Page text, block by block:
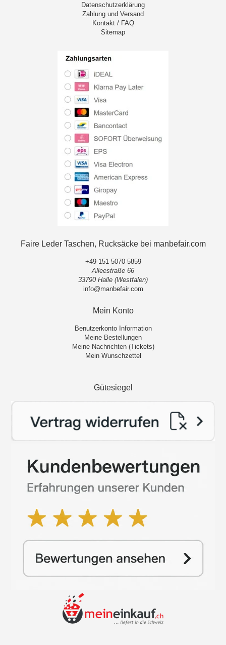
Datenschutzerklärung
Zahlung und Versand
Kontakt / FAQ
Sitemap
Faire Leder Taschen, Rucksäcke bei manbefair.com
+49 151 5070 5859
Alleestraße 66
33790 Halle (Westfalen)
info@manbefair.com
Mein Konto
Benutzerkonto Information
Meine Bestellungen
Meine Nachrichten (Tickets)
Mein Wunschzettel
Gütesiegel